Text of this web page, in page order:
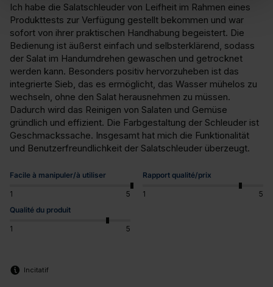
Ich habe die Salatschleuder von Leifheit im Rahmen eines
Produkttests zur Verfügung gestellt bekommen und war
sofort von ihrer praktischen Handhabung begeistert. Die
Bedienung ist äußerst einfach und selbsterklärend, sodass
der Salat im Handumdrehen gewaschen und getrocknet
werden kann. Besonders positiv hervorzuheben ist das
integrierte Sieb, das es ermöglicht, das Wasser mühelos zu
wechseln, ohne den Salat herausnehmen zu müssen.
Dadurch wird das Reinigen von Salaten und Gemüse
gründlich und effizient. Die Farbgestaltung der Schleuder ist
Geschmackssache. Insgesamt hat mich die Funktionalität
und Benutzerfreundlichkeit der Salatschleuder überzeugt.
Facile à manipuler/à utiliser
1 5
Rapport qualité/prix
1
5
Qualité du produit
1 5
Incitatif